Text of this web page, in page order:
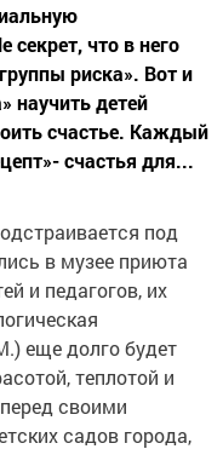
секрет, что в него
риска». Вот и
научить детей
счастье. Каждый
счастья для...
под
в музее приюта
и педагогов, их
еще долго будет
теплотой и
своими
садов города,